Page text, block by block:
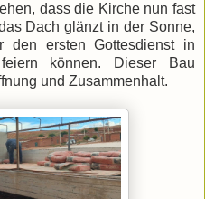
dass die Kirche nun fast
Dach glänzt in der Sonne,
ersten Gottesdienst in
können. Dieser Bau
und Zusammenhalt.